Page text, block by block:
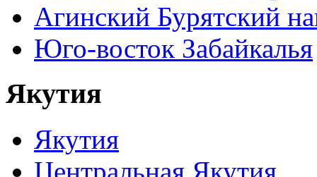
Агинский Бурятский
Юго-восток Забайкалья
Якутия
Якутия